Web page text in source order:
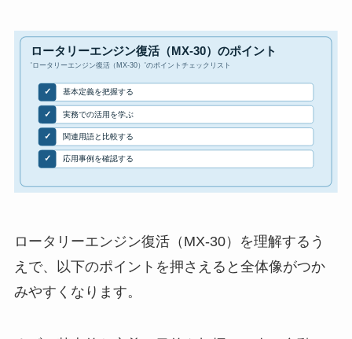
ロータリーエンジン復活（MX-30）を理解するう
えで、以下のポイントを押さえると全体像がつか
みやすくなります。